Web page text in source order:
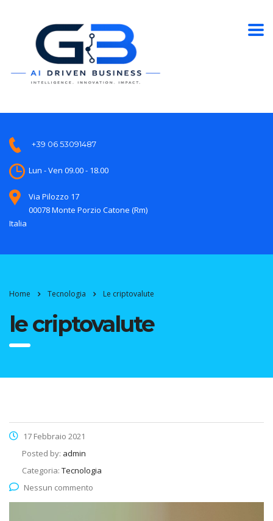
+39 06 53091487
Lun - Ven 09.00 - 18.00
Via Pilozzo 17
00078 Monte Porzio Catone (Rm)
Italia
Home Tecnologia Le criptovalute
le criptovalute
17 Febbraio 2021
Posted by: admin
Categoria: Tecnologia
Nessun commento